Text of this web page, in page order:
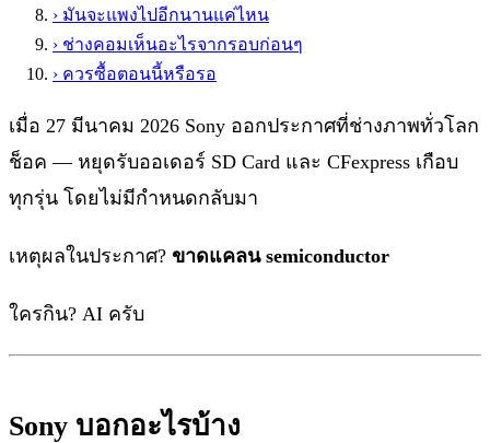
› มันจะแพงไปอีกนานแค่ไหน
› ช่างคอมเห็นอะไรจากรอบก่อนๆ
› ควรซื้อตอนนี้หรือรอ
เมื่อ 27 มีนาคม 2026 Sony ออกประกาศที่ช่างภาพทั่วโลก
ช็อค — หยุดรับออเดอร์ SD Card และ CFexpress เกือบ
ทุกรุ่น โดยไม่มีกำหนดกลับมา
เหตุผลในประกาศ? ขาดแคลน semiconductor
ใครกิน? AI ครับ
Sony บอกอะไรบ้าง